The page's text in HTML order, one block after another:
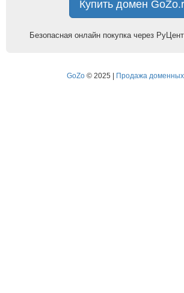
Купить домен
Безопасная онлайн покупка через
GoZo© 2025 | Продажа